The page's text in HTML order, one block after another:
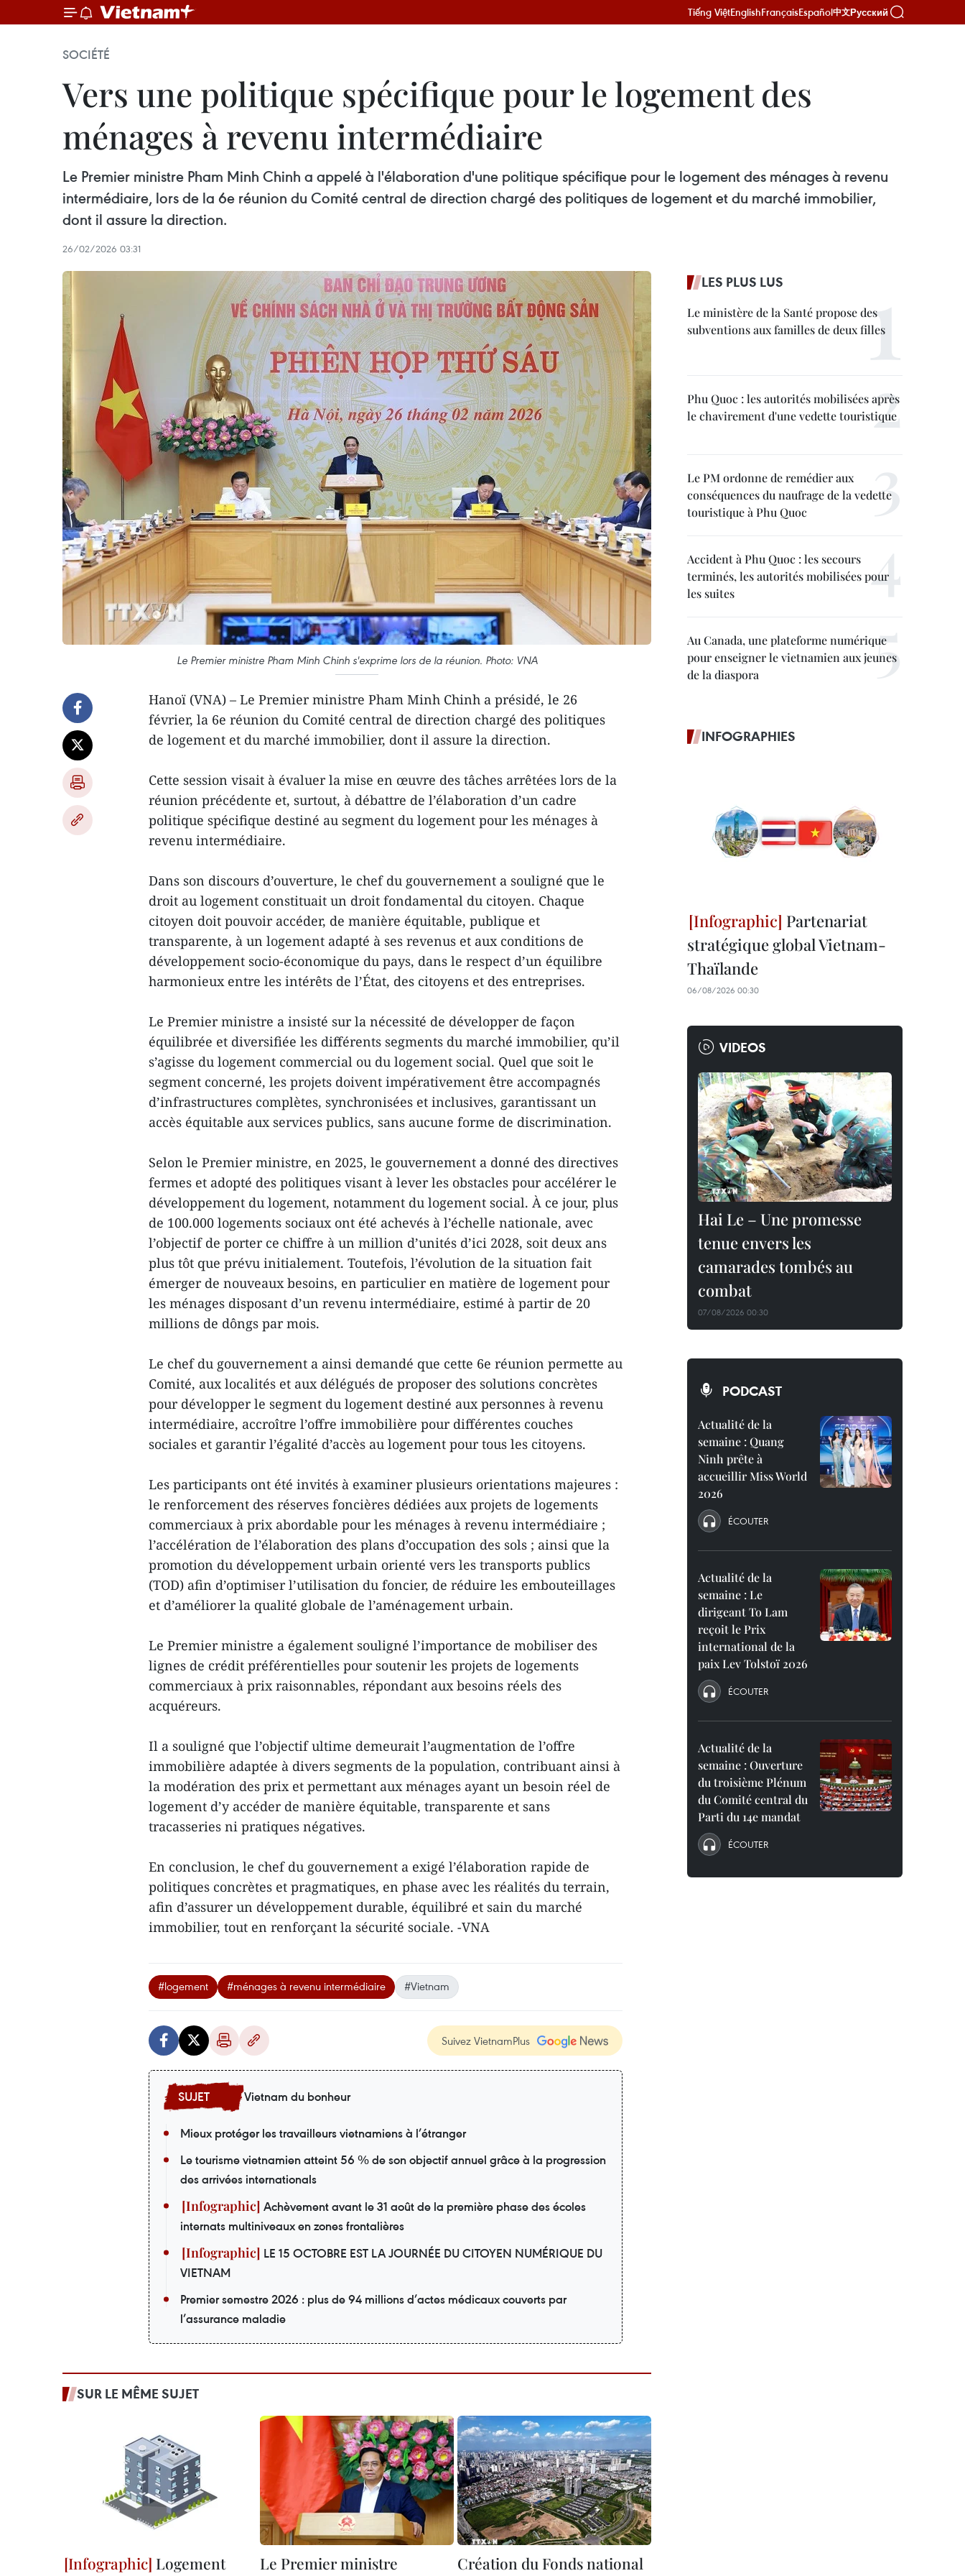
Tiếng ViệtEnglishFrançaisEspañol中文Русский
SOCIÉTÉ
Vers une politique spécifique pour le logement des
ménages à revenu intermédiaire
Le Premier ministre Pham Minh Chinh a appelé à l'élaboration d'une politique spécifique pour le logement des ménages à revenu
intermédiaire, lors de la 6e réunion du Comité central de direction chargé des politiques de logement et du marché immobilier,
dont il assure la direction.
26/02/2026 03:31
Le Premier ministre Pham Minh Chinh s'exprime lors de la réunion. Photo: VNA
Hanoï (VNA) – Le Premier ministre Pham Minh Chinh a présidé, le 26
février, la 6e réunion du Comité central de direction chargé des politiques
de logement et du marché immobilier, dont il assure la direction.
Cette session visait à évaluer la mise en œuvre des tâches arrêtées lors de la
réunion précédente et, surtout, à débattre de l’élaboration d’un cadre
politique spécifique destiné au segment du logement pour les ménages à
revenu intermédiaire.
Dans son discours d’ouverture, le chef du gouvernement a souligné que le
droit au logement constituait un droit fondamental du citoyen. Chaque
citoyen doit pouvoir accéder, de manière équitable, publique et
transparente, à un logement adapté à ses revenus et aux conditions de
développement socio-économique du pays, dans le respect d’un équilibre
harmonieux entre les intérêts de l’État, des citoyens et des entreprises.
Le Premier ministre a insisté sur la nécessité de développer de façon
équilibrée et diversifiée les différents segments du marché immobilier, qu’il
s’agisse du logement commercial ou du logement social. Quel que soit le
segment concerné, les projets doivent impérativement être accompagnés
d’infrastructures complètes, synchronisées et inclusives, garantissant un
accès équitable aux services publics, sans aucune forme de discrimination.
Selon le Premier ministre, en 2025, le gouvernement a donné des directives
fermes et adopté des politiques visant à lever les obstacles pour accélérer le
développement du logement, notamment du logement social. À ce jour, plus
de 100.000 logements sociaux ont été achevés à l’échelle nationale, avec
l’objectif de porter ce chiffre à un million d’unités d’ici 2028, soit deux ans
plus tôt que prévu initialement. Toutefois, l’évolution de la situation fait
émerger de nouveaux besoins, en particulier en matière de logement pour
les ménages disposant d’un revenu intermédiaire, estimé à partir de 20
millions de dôngs par mois.
Le chef du gouvernement a ainsi demandé que cette 6e réunion permette au
Comité, aux localités et aux délégués de proposer des solutions concrètes
pour développer le segment du logement destiné aux personnes à revenu
intermédiaire, accroître l’offre immobilière pour différentes couches
sociales et garantir l’égalité d’accès au logement pour tous les citoyens.
Les participants ont été invités à examiner plusieurs orientations majeures :
le renforcement des réserves foncières dédiées aux projets de logements
commerciaux à prix abordable pour les ménages à revenu intermédiaire ;
l’accélération de l’élaboration des plans d’occupation des sols ; ainsi que la
promotion du développement urbain orienté vers les transports publics
(TOD) afin d’optimiser l’utilisation du foncier, de réduire les embouteillages
et d’améliorer la qualité globale de l’aménagement urbain.
Le Premier ministre a également souligné l’importance de mobiliser des
lignes de crédit préférentielles pour soutenir les projets de logements
commerciaux à prix raisonnables, répondant aux besoins réels des
acquéreurs.
Il a souligné que l’objectif ultime demeurait l’augmentation de l’offre
immobilière adaptée à divers segments de la population, contribuant ainsi à
la modération des prix et permettant aux ménages ayant un besoin réel de
logement d’y accéder de manière équitable, transparente et sans
tracasseries ni pratiques négatives.
En conclusion, le chef du gouvernement a exigé l’élaboration rapide de
politiques concrètes et pragmatiques, en phase avec les réalités du terrain,
afin d’assurer un développement durable, équilibré et sain du marché
immobilier, tout en renforçant la sécurité sociale. -VNA
#logement #ménages à revenu intermédiaire #Vietnam
Suivez VietnamPlus
Vietnam du bonheur
Mieux protéger les travailleurs vietnamiens à l’étranger
Le tourisme vietnamien atteint 56 % de son objectif annuel grâce à la progression
des arrivées internationals
Achèvement avant le 31 août de la première phase des écoles
internats multiniveaux en zones frontalières
LE 15 OCTOBRE EST LA JOURNÉE DU CITOYEN NUMÉRIQUE DU
VIETNAM
Premier semestre 2026 : plus de 94 millions d’actes médicaux couverts par
l’assurance maladie
SUR LE MÊME SUJET
Logement
Le Premier ministre
Création du Fonds national
LES PLUS LUS
Le ministère de la Santé propose des
subventions aux familles de deux filles
Phu Quoc : les autorités mobilisées après
le chavirement d'une vedette touristique
Le PM ordonne de remédier aux
conséquences du naufrage de la vedette
touristique à Phu Quoc
Accident à Phu Quoc : les secours
terminés, les autorités mobilisées pour
les suites
Au Canada, une plateforme numérique
pour enseigner le vietnamien aux jeunes
de la diaspora
INFOGRAPHIES
Partenariat
stratégique global Vietnam-
Thaïlande
06/08/2026 00:30
VIDEOS
Hai Le – Une promesse
tenue envers les
camarades tombés au
combat
07/08/2026 00:30
PODCAST
Actualité de la
semaine : Quang
Ninh prête à
accueillir Miss World
2026
ÉCOUTER
Actualité de la
semaine : Le
dirigeant To Lam
reçoit le Prix
international de la
paix Lev Tolstoï 2026
ÉCOUTER
Actualité de la
semaine : Ouverture
du troisième Plénum
du Comité central du
Parti du 14e mandat
ÉCOUTER